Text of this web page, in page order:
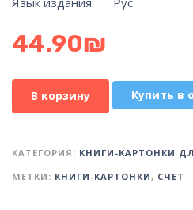
44.90₪
В корзину Купить в
КАТЕГОРИЯ: КНИГИ-КАРТОНКИ
МЕТКИ: КНИГИ-КАРТОНКИ , СЧЕТ